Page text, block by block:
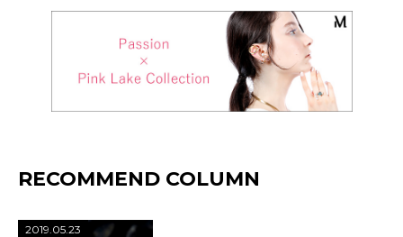
RECOMMEND COLUMN
2019.05.23